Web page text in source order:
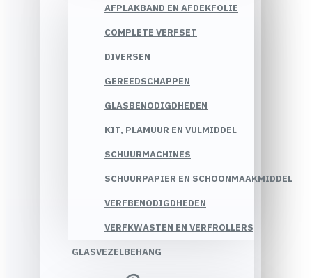
AFPLAKBAND EN AFDEKFOLIE
COMPLETE VERFSET
DIVERSEN
GEREEDSCHAPPEN
GLASBENODIGDHEDEN
KIT, PLAMUUR EN VULMIDDEL
SCHUURMACHINES
SCHUURPAPIER EN SCHOONMAAKMIDDEL
VERFBENODIGDHEDEN
VERFKWASTEN EN VERFROLLERS
GLASVEZELBEHANG